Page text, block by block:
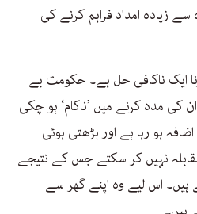
زیادہ امداد فراہم کرنے کی
ایک ناکافی حل ہے۔ حکومت بے
کی مدد کرنے میں ’ناکام‘ ہو چکی
ہو رہا ہے اور بڑھتی ہوئی
نہیں کر سکتے جس کے نتیجے
ہیں۔ اس لیے وہ اپنے گھر سے